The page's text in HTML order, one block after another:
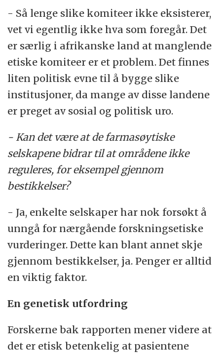
- Så lenge slike komiteer ikke eksisterer,
vet vi egentlig ikke hva som foregår. Det
er særlig i afrikanske land at manglende
etiske komiteer er et problem. Det finnes
liten politisk evne til å bygge slike
institusjoner, da mange av disse landene
er preget av sosial og politisk uro.
- Kan det være at de farmasøytiske
selskapene bidrar til at områdene ikke
reguleres, for eksempel gjennom
bestikkelser?
- Ja, enkelte selskaper har nok forsøkt å
unngå for nærgående forskningsetiske
vurderinger. Dette kan blant annet skje
gjennom bestikkelser, ja. Penger er alltid
en viktig faktor.
En genetisk utfordring
Forskerne bak rapporten mener videre at
det er etisk betenkelig at pasientene